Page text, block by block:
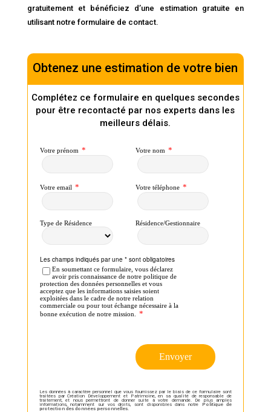
gratuitement et bénéficiez d’une estimation gratuite en
utilisant notre formulaire de contact.
Obtenez une estimation de votre bien
Complétez ce formulaire en quelques secondes
pour être recontacté par nos experts dans les
meilleurs délais.
Les données à caractère personnel que vous fournissez par le biais de ce formulaire sont
traitées par Création Développement et Patrimoine, en sa qualité de responsable de
traitement, et nous permettront de donner suite à votre demande. De plus amples
informations, notamment sur vos droits, sont disponibles dans notre Politique de
protection des données personnelles.